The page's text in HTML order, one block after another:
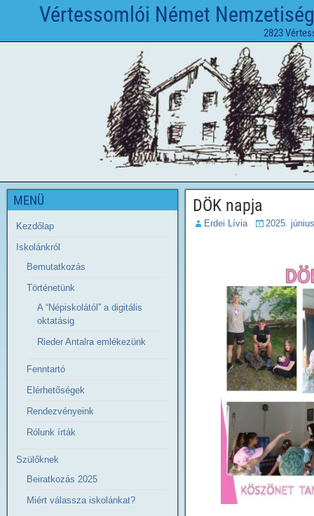
Vértessomlói Német
2823
DÖK napja
Erdei Lívia 2025.
MENÜ
Kezdőlap
Iskolánkról
Bemutatkozás
Történetünk
A “Népiskolától” a digitális
oktatásig
Rieder Antalra emlékezünk
Fenntartó
Elérhetőségek
Rendezvényeink
Rólunk írták
Szülőknek
Beiratkozás 2025
Miért válassza iskolánkat?